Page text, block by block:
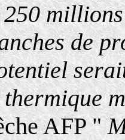
250
de
AFP "